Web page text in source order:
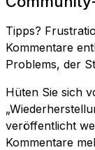
Tipps?
Kommentare
Problems, der
Hüten Sie sich
veröffentlicht
Kommentare